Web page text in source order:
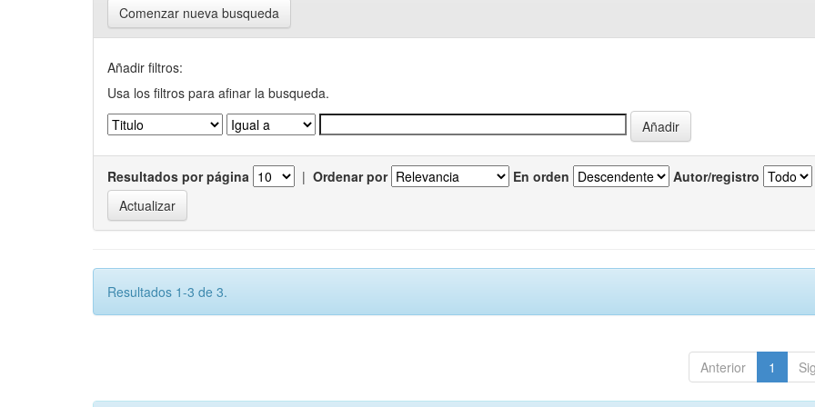
Comenzar nueva busqueda
Añadir filtros:
Usa los filtros para afinar la busqueda.
Resultados por página | Ordenar por En orden Autor/registro
Resultados 1-3 de 3.
Anterior 1